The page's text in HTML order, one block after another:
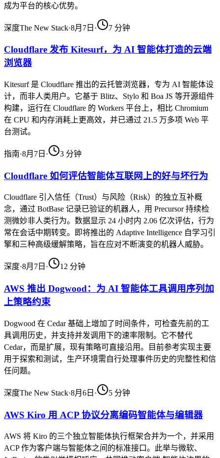
成为平台的核心优势。
深度The New Stack·8月7日 · 7 分钟
Cloudflare 发布 Kitesurf，为 AI 智能体打造的云端
浏览器
Kitesurf 是 Cloudflare 推出的云托管浏览器，专为 AI 智能体设
计，而非人类用户。它基于 Blitz、Stylo 和 Boa JS 等开源组件
构建，运行在 Cloudflare 的 Workers 平台上，相比 Chromium
在 CPU 和内存消耗上更高效，并已通过 21.5 万多项 Web 平
台测试。
指南·8月7日 · 3 分钟
Cloudflare 如何评估智能体互联网上的好与坏行为
Cloudflare 引入信任（Trust）与风险（Risk）的独立互补概
念，通过 BotBase 记录已验证的机器人，用 Precursor 持续检
测微妙非人类行为。数据显示 24 小时内 2.06 亿次评估，行为
常在会话中期转变。即将推出的 Adaptive Intelligence 自学习引
擎和三种高级缓解策略，旨在应对不断演变的机器人威胁。
深度·8月7日 · 12 分钟
AWS 推出 Dogwood：为 AI 智能体工具调用序列加
上策略约束
Dogwood 在 Cedar 基础上增加了时间条件，可检查先前的工
具调用历史，并支持并发调用下的速率限制。它不替代
Cedar，而是扩展，现有策略可直接沿用。目前参考实现主要
用于探索和测试，生产环境需自行处理事件历史的完整性和信
任问题。
深度The New Stack·8月6日 · 5 分钟
AWS Kiro 用 ACP 协议分离编码智能体与编辑器
AWS 将 Kiro 的三个独立智能体执行框架合并为一个，并采用
ACP 作为客户端与智能体之间的标准接口。此举与微软、